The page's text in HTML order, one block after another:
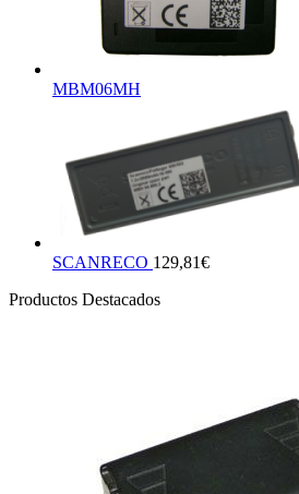
MBM06MH
SCANRECO 129,81€
Productos Destacados